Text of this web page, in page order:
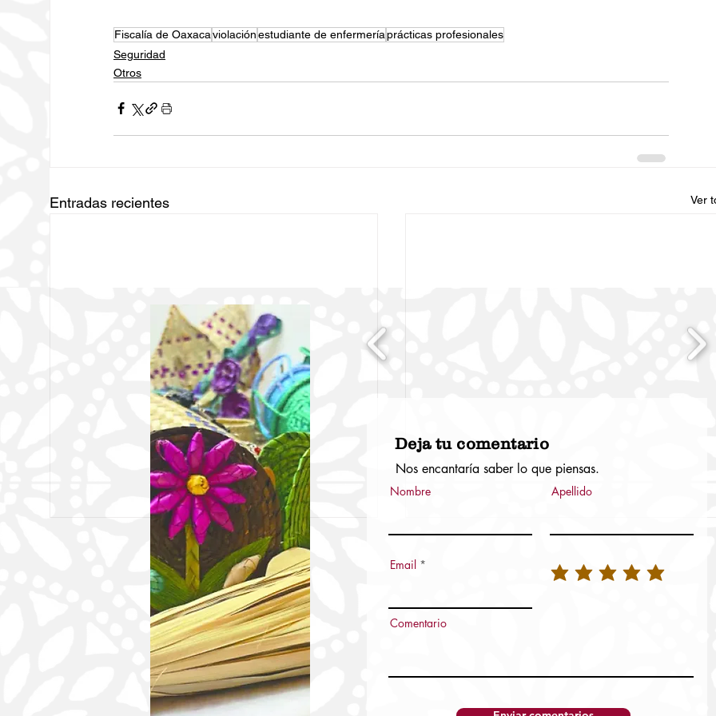
Fiscalía de Oaxacaviolaciónestudiante de enfermeríaprácticas profesionales
Seguridad
Otros
Entradas recientes Ver
Deja tu comentario
Nos encantaría saber lo que piensas.
Nombre Apellido
Email
Comentario